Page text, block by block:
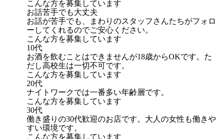
こんな方を募集しています
お話苦手でも大丈夫
お話が苦手でも、まわりのスタッフさんたちがフォロ
ーしてくれるのでご安心ください。
こんな方を募集しています
10代
お酒を飲むことはできませんが18歳からOKです。た
だし高校生は一切不可です。
こんな方を募集しています
20代
ナイトワークでは一番多い年齢層です。
こんな方を募集しています
30代
働き盛りの30代歓迎のお店です。大人の女性も働きや
すい環境です。
こんな方を募集しています